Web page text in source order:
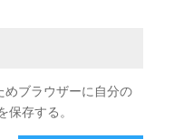
めブラウザーに自分の
存する。